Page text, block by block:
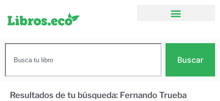
Buscar
Resultados de tu búsqueda: Fernando Trueba